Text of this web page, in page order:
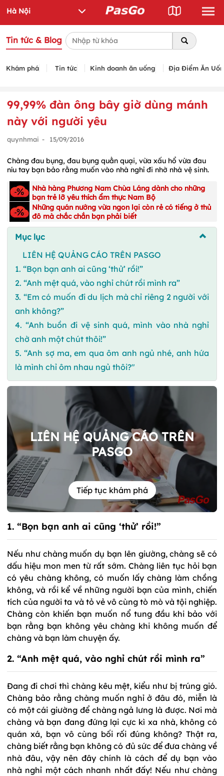
Tin tức & Blog
Khám phá Tin tức Kinh doanh ăn uống Địa Điểm Ăn
99,99% đàn ông bây giờ dùng mánh
này với người yêu
quynhmai - 15/09/2016
Chàng đau bụng, đau bụng quằn quại, vừa xấu hổ vừa đau
níu tay bạn bảo rằng muốn vào nhà nghỉ đi nhờ nhà vệ sinh.
Nhà hàng Phương Nam Chùa Láng dành cho những
bạn trẻ lỡ yêu thích ẩm thực Nam Bộ
Những quán nướng vừa ngon lại còn rẻ có tiếng ở thủ
đô mà chắc chắn bạn phải biết
Mục lục
LIÊN HỆ QUẢNG CÁO TRÊN PASGO
1. “Bọn bạn anh ai cũng ‘thử’ rồi!”
2. “Anh mệt quá, vào nghỉ chút rồi mình ra”
3. “Em có muốn đi du lịch mà chỉ riêng 2 người với
anh không?”
4. “Anh buồn đi vệ sinh quá, mình vào nhà nghỉ
chờ anh một chút thôi!”
5. “Anh sợ ma, em qua ôm anh ngủ nhé, anh hứa
là mình chỉ ôm nhau ngủ thôi?"
LIÊN HỆ QUẢNG CÁO TRÊN
PASGO
Tiếp tục khám phá
1. “Bọn bạn anh ai cũng ‘thử’ rồi!”
Nếu như chàng muốn dụ bạn lên giường, chàng sẽ có
dấu hiệu mon men từ rất sớm. Chàng liên tục hỏi bạn
có yêu chàng không, có muốn lấy chàng làm chồng
không, và rồi kể về những người bạn của mình, chiến
tích của người ta và tỏ vẻ vô cùng tò mò và tội nghiệp.
Chàng còn khiến bạn muốn nổ tung đầu khi bảo với
bạn rằng bạn không yêu chàng khi không muốn để
chàng và bạn làm chuyện ấy.
2. “Anh mệt quá, vào nghỉ chút rồi mình ra”
Đang đi chơi thì chàng kêu mệt, kiểu như bị trúng gió.
Chàng bảo rằng chàng muốn nghỉ ở đâu đó, miễn là
có một cái giường để chàng ngả lưng là được. Nơi mà
chàng và bạn đang đứng lại cực kì xa nhà, không có
quán xá, bạn vô cùng bối rối đúng không? Thật ra,
chàng biết rằng bạn không có đủ sức để đưa chàng về
nhà đâu, vậy nên đây chính là cách để dụ bạn vào
nhà nghỉ một cách nhanh nhất đấy! Nếu như chàng